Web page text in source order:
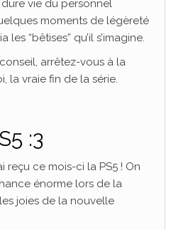
vie du personnel
moments de légèreté
“bêtises” qu’il s’imagine.
arrêtez-vous à la
la vraie fin de la série.
:3
reçu ce mois-ci la PS5 ! On
énorme lors de la
joies de la nouvelle